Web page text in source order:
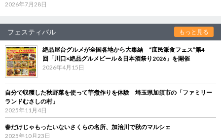
2026年7月28日
フェスティバル もっと見る
絶品屋台グルメが全国各地から大集結 “庶民派食フェス”第4
回「川口×絶品グルメビール＆日本酒祭り2026」を開催
2026年4月15日
自分で収穫した秋野菜を使って芋煮作りを体験 埼玉県加須市の「ファミリー
ランドむさしの村」
2025年11月4日
春だけじゃもったいないさくらの名所、加治川で秋のマルシェ
2025年10月23日